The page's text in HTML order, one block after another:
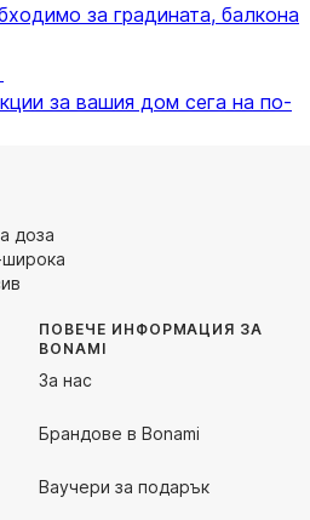
за градината, балкона
за вашия дом сега на по-
доза
ПОВЕЧЕ ИНФОРМАЦИЯ ЗА
BONAMI
За нас
Брандове в Bonami
Ваучери за подарък